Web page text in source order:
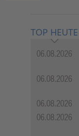
TOP HEUTE
06.08.2026
06.08.2026
06.08.2026
06.08.2026